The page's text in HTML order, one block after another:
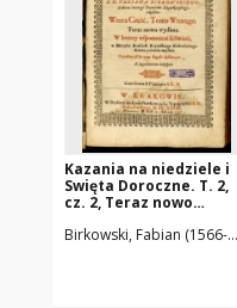
Kazania na niedziele i
Swięta Doroczne. T. 2,
cz. 2, Teraz nowo
wspomnieni są w
Birkowski, Fabian (1566-